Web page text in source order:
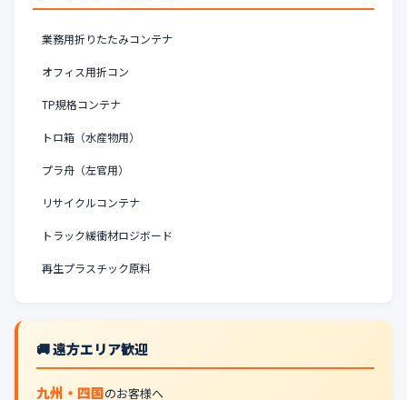
業務用折りたたみコンテナ
オフィス用折コン
TP規格コンテナ
トロ箱（水産物用）
プラ舟（左官用）
リサイクルコンテナ
トラック緩衝材ロジボード
再生プラスチック原料
🚚 遠方エリア歓迎
九州・四国のお客様へ